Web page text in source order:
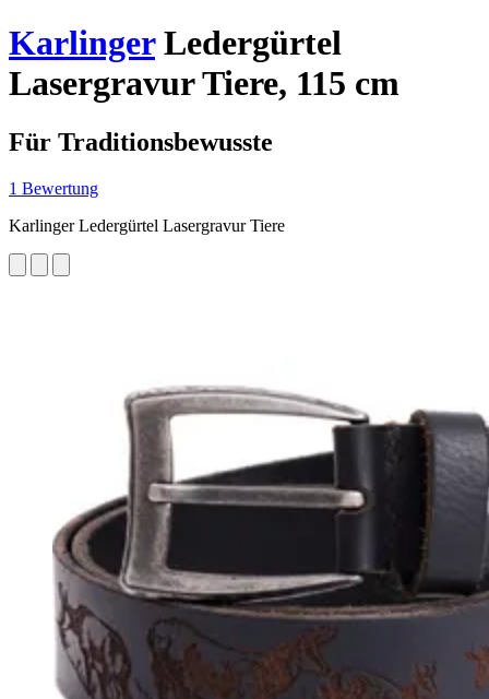
KarlingerLedergürtel
Lasergravur Tiere, 115 cm
Für Traditionsbewusste
1 Bewertung
Karlinger Ledergürtel Lasergravur Tiere